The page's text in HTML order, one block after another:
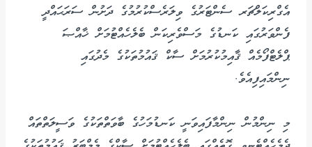
އެގްރިކަލްޗަރ ސެންޓަރުގެ ވިލަރެސްކުރުމުގެ ދަށުން ސަރަޙައްދީ
ފެންވަރުގައި ކަނޑުގެ މަސްވެރިކަން ބެލެހެއްޓުމަށް ޚާއްޞަ
ޕްލެޓްފޯމެއް ޤާއިމުކުރުމަށް ސާކް ޤައުމުތަކުގެ މެދުގައި
ނިންމައިފިއެވެ.
މި ނިންމުން ނިންމާފައިވަނީ ކަނޑުމަހުގެ ބާވަތްތަކުގެ ވަސީލަތްތައް